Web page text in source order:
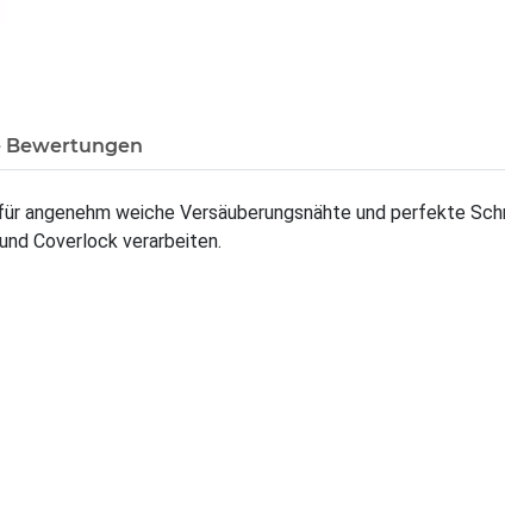
Bewertungen
angenehm weiche Versäuberungsnähte und perfekte
Coverlock verarbeiten.